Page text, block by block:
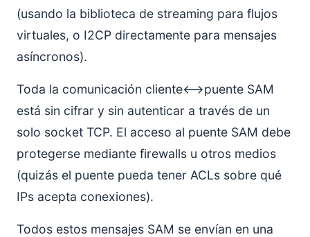
(usando la biblioteca de streaming para flujos
virtuales, o I2CP directamente para mensajes
asíncronos).
Toda la comunicación cliente<–>puente SAM
está sin cifrar y sin autenticar a través de un
solo socket TCP. El acceso al puente SAM debe
protegerse mediante firewalls u otros medios
(quizás el puente pueda tener ACLs sobre qué
IPs acepta conexiones).
Todos estos mensajes SAM se envían en una